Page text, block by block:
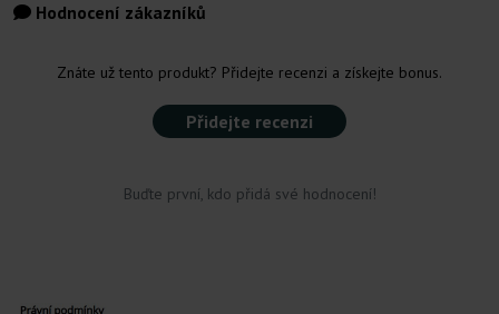
Hodnocení zákazníků
Znáte už tento produkt? Přidejte recenzi a získejte bonus.
Přidejte recenzi
Buďte první, kdo přidá své hodnocení!